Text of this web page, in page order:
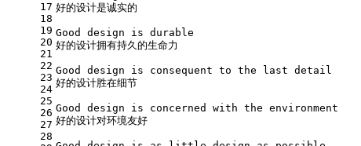
17
18
19
20
21
22
23
24
25
26
27
28
好的设计是诚实的
Good design is durable
好的设计拥有持久的生命力
Good design is consequent to the last detail
好的设计胜在细节
Good design is concerned with the environment
好的设计对环境友好